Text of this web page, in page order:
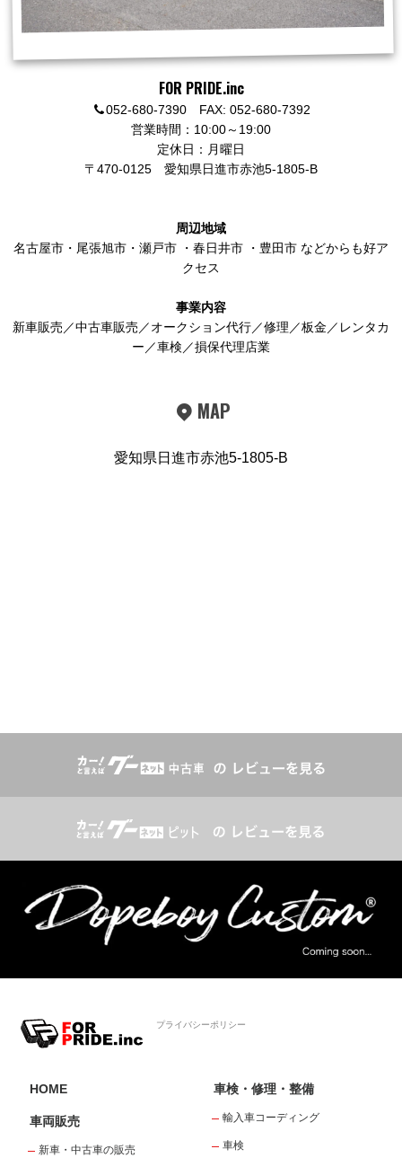
FOR PRIDE.inc
052-680-7390 FAX: 052-680-7392
営業時間：10:00～19:00
定休日：月曜日
〒470-0125 愛知県日進市赤池5-1805-B
周辺地域
名古屋市 ・ 尾張旭市 ・ 瀬戸市 ・ 春日井市 ・ 豊田市 などからも好ア
クセス
事業内容
新車販売／中古車販売／オークション代行／修理／板金／レンタカ
ー／車検／損保代理店業
MAP
愛知県日進市赤池5-1805-B
プライバシーポリシー
HOME
車両販売
新車・中古車の販売
車検・修理・整備
輸入車コーディング
車検